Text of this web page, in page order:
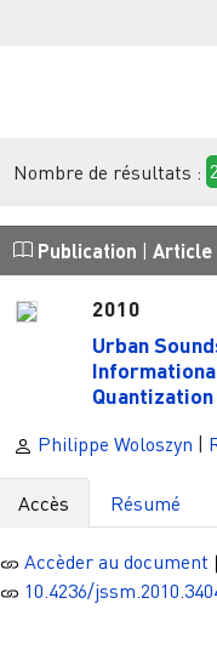
Nombre de résultats : 2
Publication | Article
2010
Urban
Quantization
Philippe Woloszyn |
Accès Résumé
Accèder au document
10.4236/